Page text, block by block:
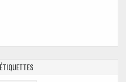
ÉTIQUETTES